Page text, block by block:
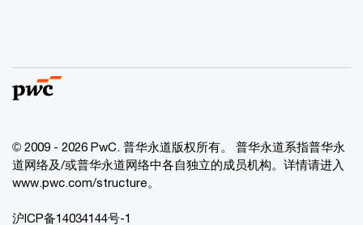
© 2009 - 2026 PwC. 普华永道版权所有。 普华永道系指普华永
道网络及/或普华永道网络中各自独立的成员机构。详情请进入
www.pwc.com/structure。
沪ICP备14034144号-1